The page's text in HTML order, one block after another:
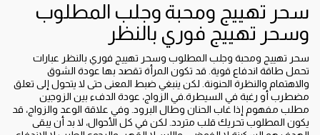
سحر تهييج ومحبة وجلب المطلوب
وسحر تهييج فوري بالنظر
سحر تهييج ومحبة وجلب المطلوب وسحر تهييج فوري بالنظر عبارات
تحمل طاقة اندفاع قوية. قد تكون المرأة تقصد بها عودة الشوق
والاهتمام والنظرة الحنونة. لكن ينبغي ضبط المعنى حتى لا يتحول إلى تعلق
مضطرب أو رغبة في السيطرة.في الزواج، عودة الدفء بين الزوجين
مطلب مفهوم إذا غاب الحنان وطال البرود. وفي علاقة الوعد والزواج، قد
يكون المطلوب تحريك قلب متردد. لكن في كل الأحوال، لا بد أن يبقى